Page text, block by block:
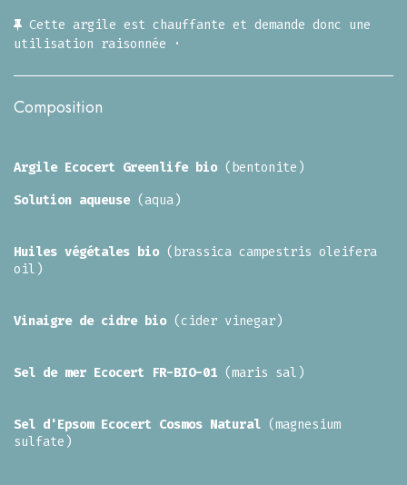
Cette argile est chauffante et demande donc une
utilisation raisonnée ·
Composition
Argile Ecocert Greenlife bio (bentonite)
Solution aqueuse(aqua)
Huiles végétales bio(brassica campestris oleifera
oil)
Vinaigre de cidre bio(cider vinegar)
Sel de mer Ecocert FR-BIO-01 (maris sal)
Sel d'Epsom Ecocert Cosmos Natural (magnesium
sulfate)